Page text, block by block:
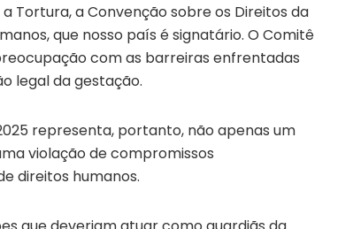
Tortura, a Convenção sobre os Direitos da
que nosso país é signatário. O Comitê
com as barreiras enfrentadas
legal da gestação.
representa, portanto, não apenas um
violação de compromissos
direitos humanos.